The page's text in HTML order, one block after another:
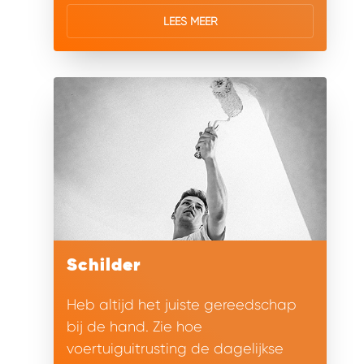
LEES MEER
Schilder
Heb altijd het juiste gereedschap
bij de hand. Zie hoe
voertuiguitrusting de dagelijkse